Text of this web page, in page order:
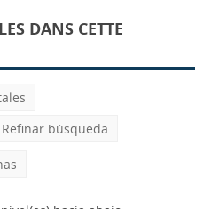
DANS CETTE
Refinar búsqueda